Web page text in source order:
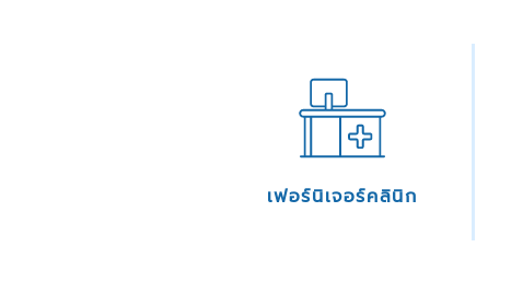
เฟอร์นิเจอร์คลินิก